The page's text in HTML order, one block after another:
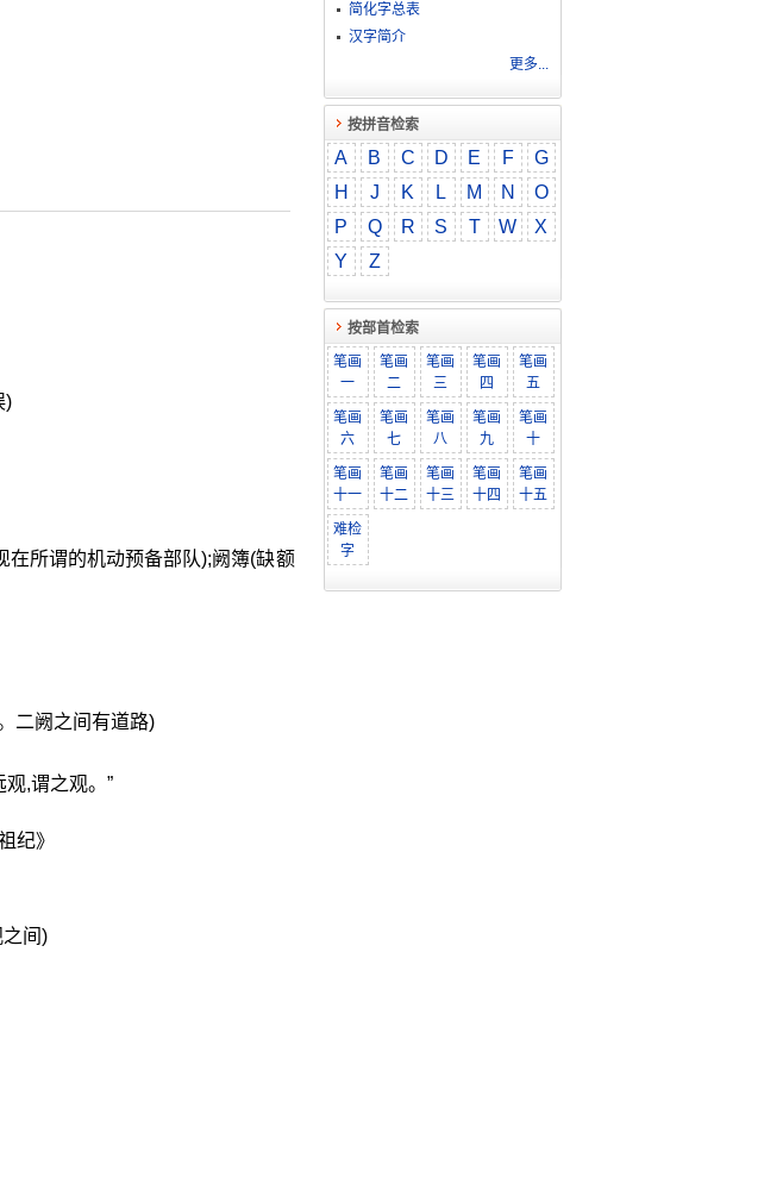
)
在所谓的机动预备部队);阙簿(缺额
二阙之间有道路)
,谓之观。”
纪》
间)
简化字总表
汉字简介
更多...
按拼音检索
A B C D E F
G
H
J K L M N
O
P
Q R S T W
X
Y
Z
按部首检索
笔画
一
笔画
二
笔画
三
笔画
四
笔画
五
笔画
六
笔画
七
笔画
八
笔画
九
笔画
十
笔画
十一
笔画
十二
笔画
十三
笔画
十四
笔画
十五
难检
字